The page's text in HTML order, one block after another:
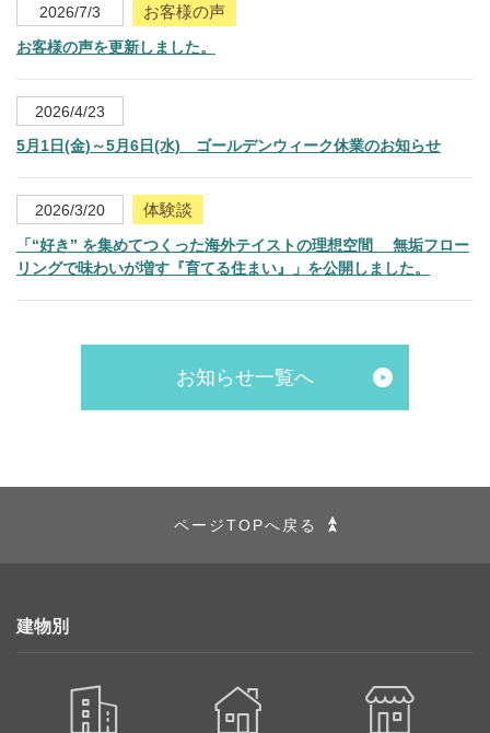
2026/7/3 お客様の声
お客様の声を更新しました。
2026/4/23
5月1日(金)～5月6日(水) ゴールデンウィーク休業のお知らせ
2026/3/20 体験談
「“好き” を集めてつくった海外テイストの理想空間 無垢フロー
リングで味わいが増す『育てる住まい』」を公開しました。
お知らせ一覧へ
ページTOPへ戻る
建物別